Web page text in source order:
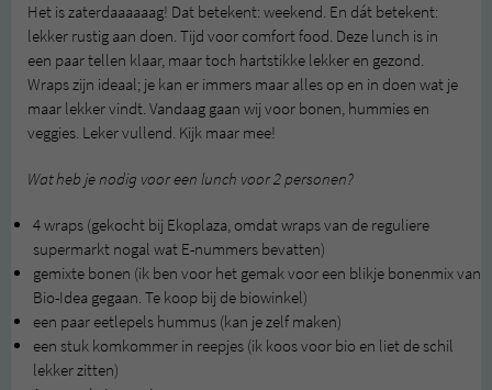
Het is zaterdaaaaaag! Dat betekent: weekend. En dát betekent:
lekker rustig aan doen. Tijd voor comfort food. Deze lunch is in
een paar tellen klaar, maar toch hartstikke lekker en gezond.
Wraps zijn ideaal; je kan er immers maar alles op en in doen wat je
maar lekker vindt. Vandaag gaan wij voor bonen, hummies en
veggies. Leker vullend. Kijk maar mee!
Wat heb je nodig voor een lunch voor 2 personen?
4 wraps (gekocht bij Ekoplaza, omdat wraps van de reguliere
supermarkt nogal wat E-nummers bevatten)
gemixte bonen (ik ben voor het gemak voor een blikje bonenmix van
Bio-Idea gegaan. Te koop bij de biowinkel)
een paar eetlepels hummus (kan je zelf maken)
een stuk komkommer in reepjes (ik koos voor bio en liet de schil
lekker zitten)